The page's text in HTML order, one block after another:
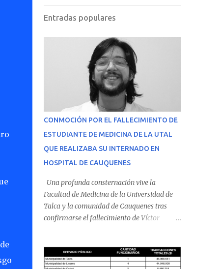
Entradas populares
CONMOCIÓN POR EL FALLECIMIENTO DE
ESTUDIANTE DE MEDICINA DE LA UTAL
QUE REALIZABA SU INTERNADO EN
HOSPITAL DE CAUQUENES
Una profunda consternación vive la
Facultad de Medicina de la Universidad de
Talca y la comunidad de Cauquenes tras
confirmarse el fallecimiento de Víctor
Cauquenes. De acuerdo con los antecedentes
conocidos, el joven se presentó a cumplir su